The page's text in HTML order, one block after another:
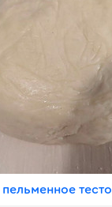
тесто